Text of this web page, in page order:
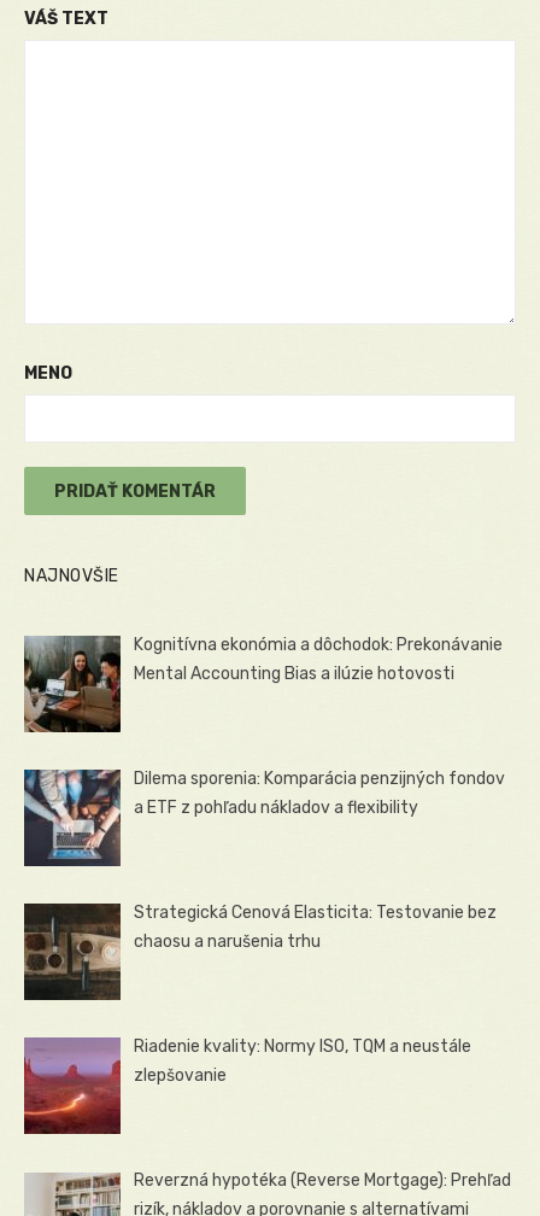
VÁŠ TEXT
MENO
NAJNOVŠIE
Kognitívna ekonómia a dôchodok: Prekonávanie
Mental Accounting Bias a ilúzie hotovosti
Dilema sporenia: Komparácia penzijných fondov
a ETF z pohľadu nákladov a flexibility
Strategická Cenová Elasticita: Testovanie bez
chaosu a narušenia trhu
Riadenie kvality: Normy ISO, TQM a neustále
zlepšovanie
Reverzná hypotéka (Reverse Mortgage): Prehľad
rizík, nákladov a porovnanie s alternatívami